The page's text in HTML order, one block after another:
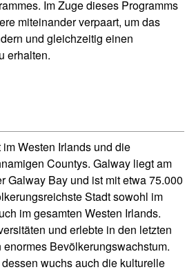
Im Zuge dieses Programms
miteinander verpaart, um das
und gleichzeitig einen
erhalten.
Westen Irlands und die
Countys. Galway liegt am
Galway Bay und ist mit etwa 75.000
Stadt sowohl im
im gesamten Westen Irlands.
und erlebte in den letzten
Bevölkerungswachstum.
wuchs auch die kulturelle